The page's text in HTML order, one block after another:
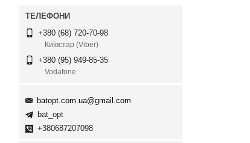
+380 (68) 720-70-98
Київстар (Viber)
+380 (95) 949-85-35
Vodafone
batopt.com.ua@gmail.com
bat_opt
+380687207098